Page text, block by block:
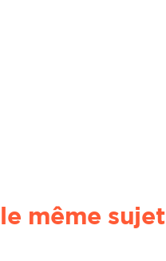
même sujet